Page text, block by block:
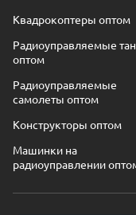
Квадрокоптеры оптом
Радиоуправляемые
оптом
Радиоуправляемые
самолеты оптом
Конструкторы оптом
Машинки на
радиоуправлении